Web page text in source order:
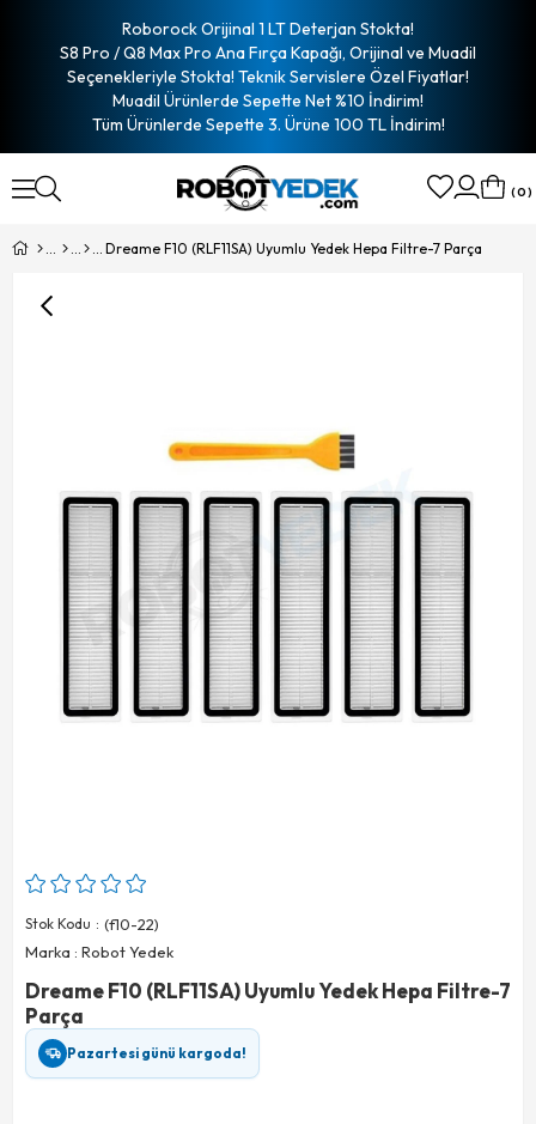
Roborock Orijinal 1 LT Deterjan Stokta!
S8 Pro / Q8 Max Pro Ana Fırça Kapağı, Orijinal ve Muadil
Seçenekleriyle Stokta! Teknik Servislere Özel Fiyatlar!
Muadil Ürünlerde Sepette Net %10 İndirim!
Tüm Ürünlerde Sepette 3. Ürüne 100 TL İndirim!
0
Dreame F10 (RLF11SA) Uyumlu Yedek Hepa Filtre-7 Parça
Stok Kodu
(f10-22)
Marka : Robot Yedek
Dreame F10 (RLF11SA) Uyumlu Yedek Hepa Filtre-7
Parça
Pazartesi günü kargoda!